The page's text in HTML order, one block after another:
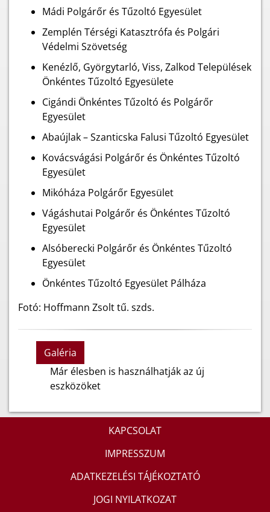
Mádi Polgárőr és Tűzoltó Egyesület
Zemplén Térségi Katasztrófa és Polgári
Védelmi Szövetség
Kenézlő, Györgytarló, Viss, Zalkod Települések
Önkéntes Tűzoltó Egyesülete
Cigándi Önkéntes Tűzoltó és Polgárőr
Egyesület
Abaújlak – Szanticska Falusi Tűzoltó Egyesület
Kovácsvágási Polgárőr és Önkéntes Tűzoltó
Egyesület
Mikóháza Polgárőr Egyesület
Vágáshutai Polgárőr és Önkéntes Tűzoltó
Egyesület
Alsóberecki Polgárőr és Önkéntes Tűzoltó
Egyesület
Önkéntes Tűzoltó Egyesület Pálháza
Fotó: Hoffmann Zsolt tű. szds.
Galéria
Már élesben is használhatják az új
eszközöket
KAPCSOLAT
IMPRESSZUM
ADATKEZELÉSI TÁJÉKOZTATÓ
JOGI NYILATKOZAT